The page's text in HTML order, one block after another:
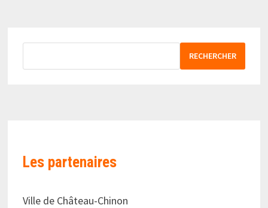
RECHERCHER
Les partenaires
Ville de Château-Chinon